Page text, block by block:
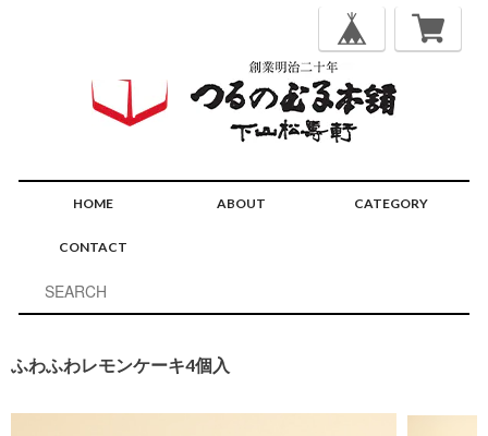
HOME ABOUT CATEGORY
CONTACT
ふわふわレモンケーキ4個入